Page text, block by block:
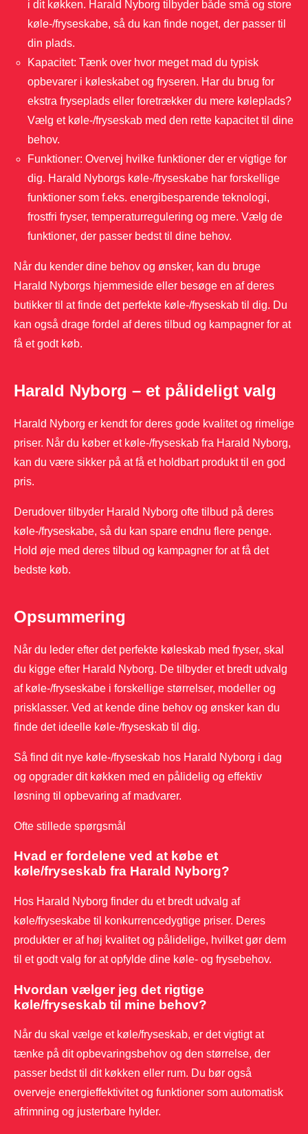
i dit køkken. Harald Nyborg tilbyder både små og store
køle-/fryseskabe, så du kan finde noget, der passer til
din plads.
Kapacitet: Tænk over hvor meget mad du typisk
opbevarer i køleskabet og fryseren. Har du brug for
ekstra fryseplads eller foretrækker du mere køleplads?
Vælg et køle-/fryseskab med den rette kapacitet til dine
behov.
Funktioner: Overvej hvilke funktioner der er vigtige for
dig. Harald Nyborgs køle-/fryseskabe har forskellige
funktioner som f.eks. energibesparende teknologi,
frostfri fryser, temperaturregulering og mere. Vælg de
funktioner, der passer bedst til dine behov.
Når du kender dine behov og ønsker, kan du bruge
Harald Nyborgs hjemmeside eller besøge en af deres
butikker til at finde det perfekte køle-/fryseskab til dig. Du
kan også drage fordel af deres tilbud og kampagner for at
få et godt køb.
Harald Nyborg – et pålideligt valg
Harald Nyborg er kendt for deres gode kvalitet og rimelige
priser. Når du køber et køle-/fryseskab fra Harald Nyborg,
kan du være sikker på at få et holdbart produkt til en god
pris.
Derudover tilbyder Harald Nyborg ofte tilbud på deres
køle-/fryseskabe, så du kan spare endnu flere penge.
Hold øje med deres tilbud og kampagner for at få det
bedste køb.
Opsummering
Når du leder efter det perfekte køleskab med fryser, skal
du kigge efter Harald Nyborg. De tilbyder et bredt udvalg
af køle-/fryseskabe i forskellige størrelser, modeller og
prisklasser. Ved at kende dine behov og ønsker kan du
finde det ideelle køle-/fryseskab til dig.
Så find dit nye køle-/fryseskab hos Harald Nyborg i dag
og opgrader dit køkken med en pålidelig og effektiv
løsning til opbevaring af madvarer.
Ofte stillede spørgsmål
Hvad er fordelene ved at købe et
køle/fryseskab fra Harald Nyborg?
Hos Harald Nyborg finder du et bredt udvalg af
køle/fryseskabe til konkurrencedygtige priser. Deres
produkter er af høj kvalitet og pålidelige, hvilket gør dem
til et godt valg for at opfylde dine køle- og frysebehov.
Hvordan vælger jeg det rigtige
køle/fryseskab til mine behov?
Når du skal vælge et køle/fryseskab, er det vigtigt at
tænke på dit opbevaringsbehov og den størrelse, der
passer bedst til dit køkken eller rum. Du bør også
overveje energieffektivitet og funktioner som automatisk
afrimning og justerbare hylder.